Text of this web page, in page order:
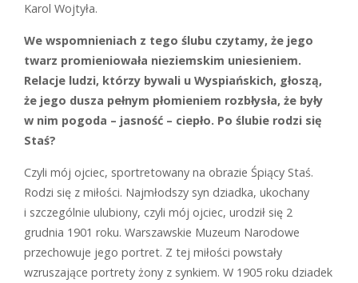
Karol Wojtyła.
We wspomnieniach z tego ślubu czytamy, że jego
twarz promieniowała nieziemskim uniesieniem.
Relacje ludzi, którzy bywali u Wyspiańskich, głoszą,
że jego dusza pełnym płomieniem rozbłysła, że były
w nim pogoda – jasność – ciepło. Po ślubie rodzi się
Staś?
Czyli mój ojciec, sportretowany na obrazie Śpiący Staś.
Rodzi się z miłości. Najmłodszy syn dziadka, ukochany
i szczególnie ulubiony, czyli mój ojciec, urodził się 2
grudnia 1901 roku. Warszawskie Muzeum Narodowe
przechowuje jego portret. Z tej miłości powstały
wzruszające portrety żony z synkiem. W 1905 roku dziadek